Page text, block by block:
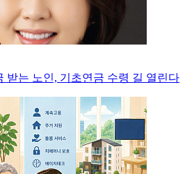
받는 노인, 기초연금 수령 길 열린다